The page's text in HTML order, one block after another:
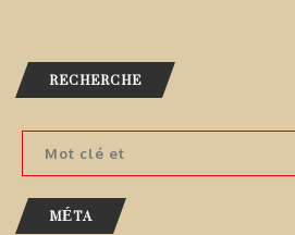
RECHERCHE
MÉTA